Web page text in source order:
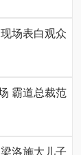
场表白观众
霸道总裁范
洛施大儿子